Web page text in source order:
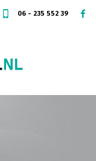
06 - 235 552 39